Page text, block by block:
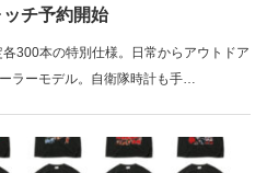
チ予約開始
300本の特別仕様。日常からアウトドア
ラーモデル。自衛隊時計も手…